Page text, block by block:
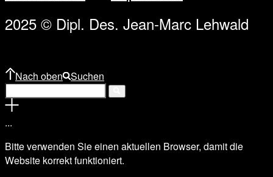
2025 © Dipl. Des. Jean-Marc Lehwald
Nach oben Suchen
...
Bitte verwenden Sie einen aktuellen Browser, damit die
Website korrekt funktioniert.